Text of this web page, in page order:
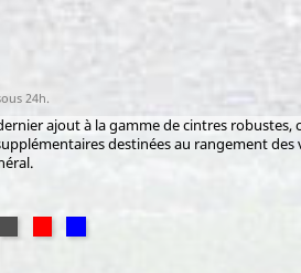
24h.
ajout à la gamme de cintres robustes,
destinées au rangement des
grey